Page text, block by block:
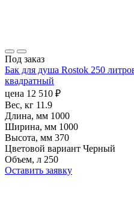
Под заказ
Бак для душа Rostok 250
квадратный
цена 12 510 ₽
Вес, кг 11.9
Длина, мм 1000
Ширина, мм 1000
Высота, мм 370
Цветовой вариант Черный
Объем, л 250
Оставить заявку